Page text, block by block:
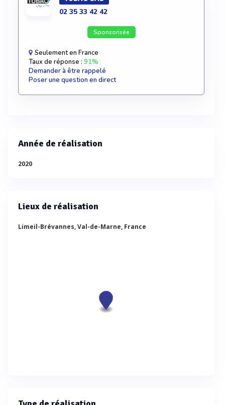
02 35 33 42 42
Sponsorisée
Seulement en France
Taux de réponse : 91%
Demander à être rappelé
Poser une question en direct
Année de réalisation
2020
Lieux de réalisation
Limeil-Brévannes, Val-de-Marne, France